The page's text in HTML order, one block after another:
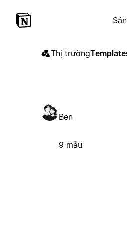
Thị trường
Ben
9 mẫu